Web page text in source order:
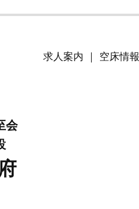
求人案内 ｜ 空床情報
会